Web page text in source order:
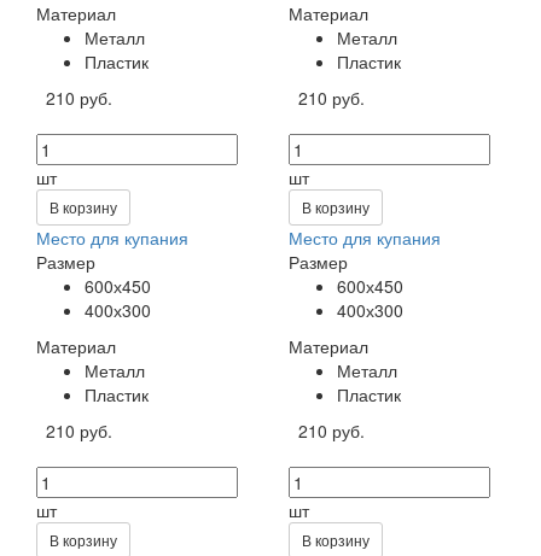
Материал
Металл
Пластик
210 руб.
шт
В корзину
Материал
Металл
Пластик
210 руб.
шт
В корзину
Место для купания
Размер
600х450
400х300
Материал
Металл
Пластик
210 руб.
шт
В корзину
Место для купания
Размер
600х450
400х300
Материал
Металл
Пластик
210 руб.
шт
В корзину